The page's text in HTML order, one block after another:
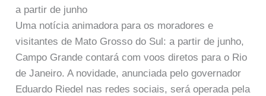
a partir de junho
Uma notícia animadora para os moradores e
visitantes de Mato Grosso do Sul: a partir de junho,
Campo Grande contará com voos diretos para o Rio
de Janeiro. A novidade, anunciada pelo governador
Eduardo Riedel nas redes sociais, será operada pela